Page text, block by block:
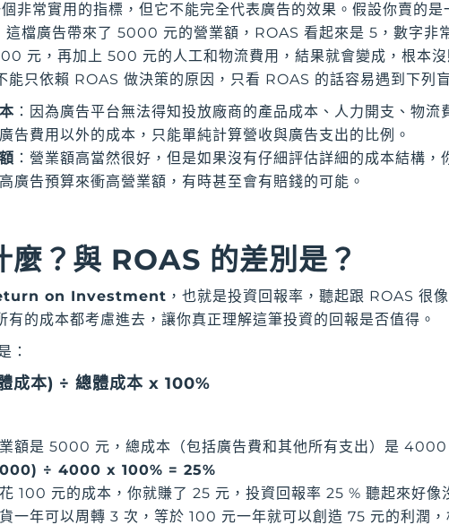
非常實用的指標，但它不能完全代表廣告的效果。假設你賣的
檔廣告帶來了 5000 元的營業額，ROAS 看起來是 5，數字非
元，再加上 500 元的人工和物流費用，結果就會變成，根本
能只依賴 ROAS 做決策的原因，只看 ROAS 的話容易遇到下列
：因為廣告平台無法得知投放廠商的產品成本、人力開支、物
告費用以外的成本，只能單純計算營收與廣告支出的比例。
：營業額高當然很好，但是如果沒有仔細評估詳細的成本結構
廣告預算來衝高營業額，有時甚至會有賠錢的可能。
麼？與 ROAS 的差別是？
on Investment ，也就是投資回報率，聽起跟 ROAS 很
有的成本都考慮進去，讓你真正理解這筆投資的回報是否值得。
：
成本) ÷ 總體成本 x 100%
額是 5000 元，總成本（包括廣告費和其他所有支出）是
÷ 4000 x 100% = 25%
100 元的成本，你就賺了 25 元，投資回報率 25 % 聽起來好像
一年可以周轉 3 次，等於 100 元一年就可以創造 75 元的利潤